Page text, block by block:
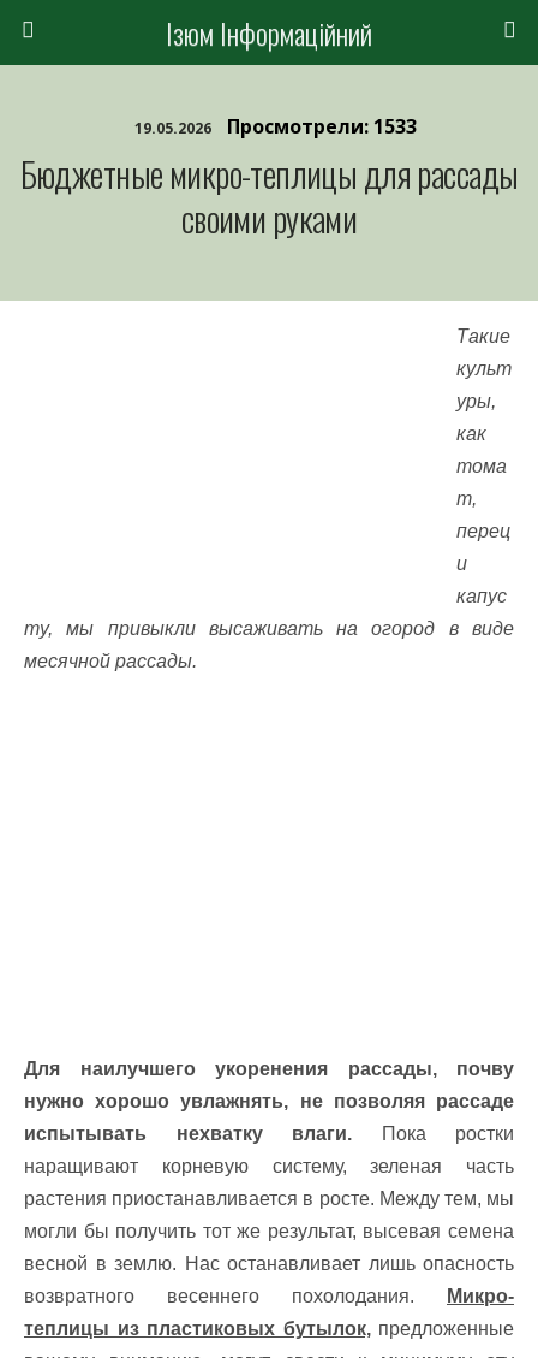
Ізюм Інформаційний
19.05.2026 Просмотрели: 1533
Бюджетные микро-теплицы для рассады
своими руками
Такие
культ
уры,
как
тома
т,
перец
и
капус
ту, мы привыкли высаживать на огород в виде
месячной рассады.
Для наилучшего укоренения рассады, почву
нужно хорошо увлажнять, не позволяя рассаде
испытывать нехватку влаги. Пока ростки
наращивают корневую систему, зеленая часть
растения приостанавливается в росте. Между тем, мы
могли бы получить тот же результат, высевая семена
весной в землю. Нас останавливает лишь опасность
возвратного весеннего похолодания.
Микро-
теплицы из пластиковых бутылок,предложенные